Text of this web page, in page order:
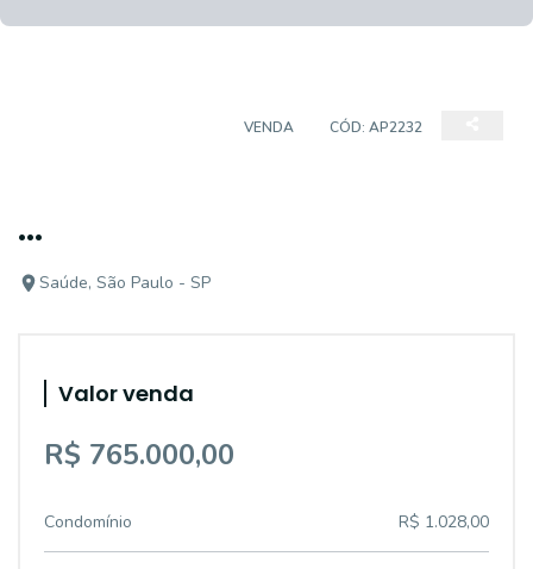
VENDA CÓD: AP2232
...
Saúde, São Paulo - SP
Valor venda
R$ 765.000,00
Condomínio R$ 1.028,00